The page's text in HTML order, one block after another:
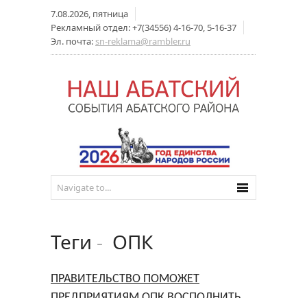
7.08.2026, пятница
Рекламный отдел: +7(34556) 4-16-70, 5-16-37
Эл. почта: sn-reklama@rambler.ru
Теги - ОПК
ПРАВИТЕЛЬСТВО ПОМОЖЕТ